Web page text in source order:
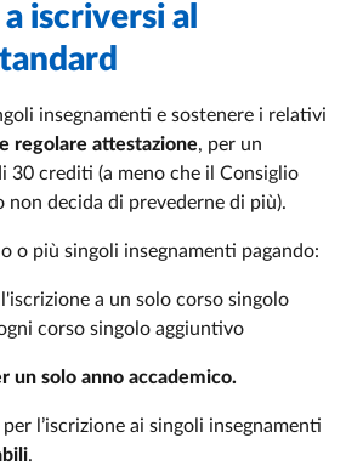
iscriversi al
insegnamenti e sostenere i relativi
regolare attestazione, per un
30 crediti (a meno che il Consiglio
non decida di prevederne di più).
o più singoli insegnamenti pagando:
a un solo corso singolo
corso singolo aggiuntivo
un solo anno accademico.
per l’iscrizione ai singoli insegnamenti
.